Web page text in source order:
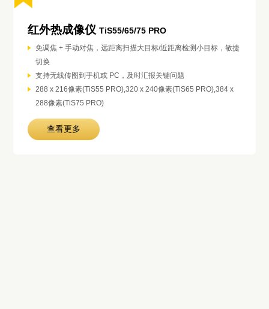
红外热成像仪 TiS55/65/75 PRO
免调焦 + 手动对焦，远距离扫描大目标/近距离检测小目标，敏捷
切换
支持无线传图到手机或 PC，及时汇报关键问题
288 x 216像素(TiS55 PRO),320 x 240像素(TiS65 PRO),384 x
288像素(TiS75 PRO)
查看更多